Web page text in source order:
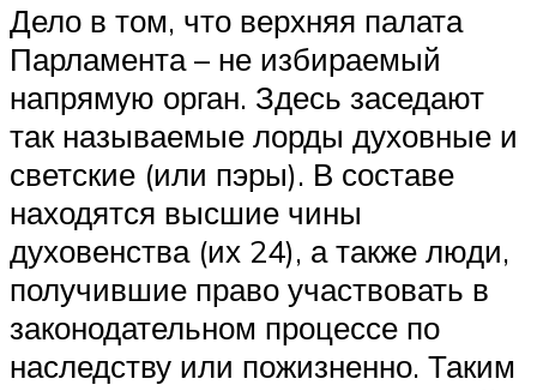
Дело в том, что верхняя палата
Парламента – не избираемый
напрямую орган. Здесь заседают
так называемые лорды духовные и
светские (или пэры). В составе
находятся высшие чины
духовенства (их 24), а также люди,
получившие право участвовать в
законодательном процессе по
наследству или пожизненно. Таким